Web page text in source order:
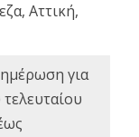
Αττική,
για